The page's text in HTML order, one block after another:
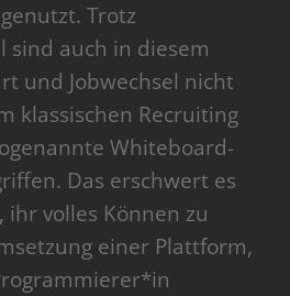
Trotz
sind auch in diesem
und Jobwechsel nicht
klassischen Recruiting
Whiteboard-
Das erschwert es
volles Können zu
einer Plattform,